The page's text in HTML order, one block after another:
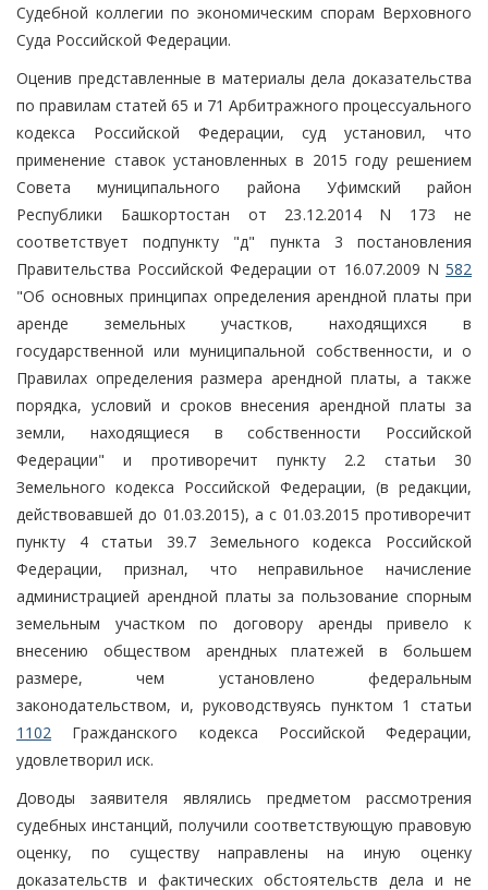
Судебной коллегии по экономическим спорам Верховного
Суда Российской Федерации.
Оценив представленные в материалы дела доказательства
по правилам статей 65 и 71 Арбитражного процессуального
кодекса Российской Федерации, суд установил, что
применение ставок установленных в 2015 году решением
Совета муниципального района Уфимский район
Республики Башкортостан от 23.12.2014 N 173 не
соответствует подпункту "д" пункта 3 постановления
Правительства Российской Федерации от 16.07.2009 N 582
"Об основных принципах определения арендной платы при
аренде земельных участков, находящихся в
государственной или муниципальной собственности, и о
Правилах определения размера арендной платы, а также
порядка, условий и сроков внесения арендной платы за
земли, находящиеся в собственности Российской
Федерации" и противоречит пункту 2.2 статьи 30
Земельного кодекса Российской Федерации, (в редакции,
действовавшей до 01.03.2015), а с 01.03.2015 противоречит
пункту 4 статьи 39.7 Земельного кодекса Российской
Федерации, признал, что неправильное начисление
администрацией арендной платы за пользование спорным
земельным участком по договору аренды привело к
внесению обществом арендных платежей в большем
размере, чем установлено федеральным
законодательством, и, руководствуясь пунктом 1 статьи
1102 Гражданского кодекса Российской Федерации,
удовлетворил иск.
Доводы заявителя являлись предметом рассмотрения
судебных инстанций, получили соответствующую правовую
оценку, по существу направлены на иную оценку
доказательств и фактических обстоятельств дела и не